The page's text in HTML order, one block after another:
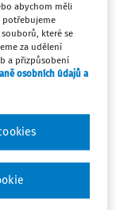
kterým
často narážejí
hůř čelí,
zkušenosti
zůstávají
jejich potomci
abychom měli
potřebujeme
které se
za udělení
a přizpůsobení
osobních údajů a